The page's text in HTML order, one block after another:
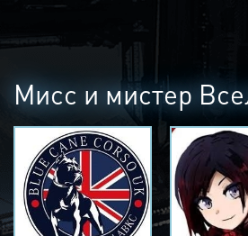
Мисс и мистер